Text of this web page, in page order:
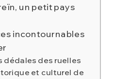
un petit pays
incontournables
dédales des ruelles
et culturel de